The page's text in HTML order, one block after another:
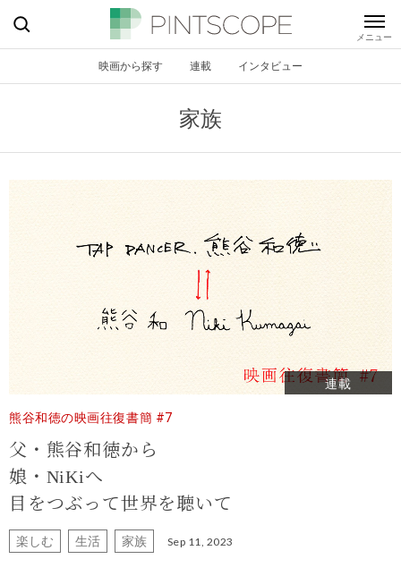
映画から探す 連載 インタビュー
家族
連載
熊谷和徳の映画往復書簡 #7
父・熊谷和徳から
娘・NiKiへ
目をつぶって世界を聴いて
楽しむ 生活 家族 Sep 11, 2023